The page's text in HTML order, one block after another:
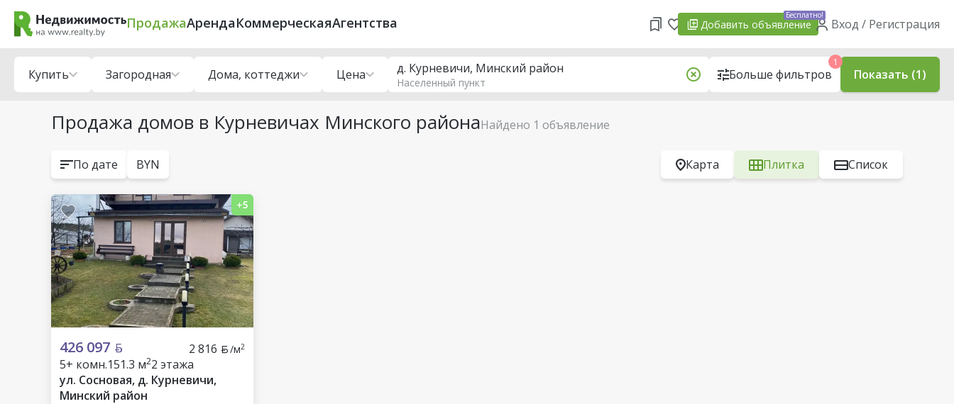
ПродажаАрендаКоммерческаяАгентства Добавить объявление
Бесплатно!
Вход / Регистрация
Продажа домов в Курневичах Минского районаНайдено 1 объявление
Купить Загородная Дома, коттеджи Цена д. Курневичи, Минский район
Населенный пункт Больше фильтров
1
Показать (1)
По дате BYN Карта Плитка Список
426 097 2 816 /м2
5+ комн.151.3 м22 этажа
ул. Сосновая, д. Курневичи,
Минский район